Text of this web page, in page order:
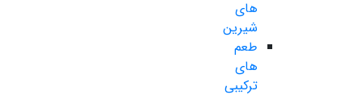
های
شیرین
طعم
های
ترکیبی